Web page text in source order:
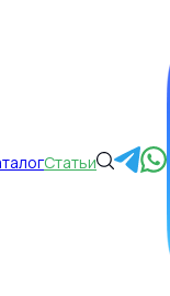
Статьи